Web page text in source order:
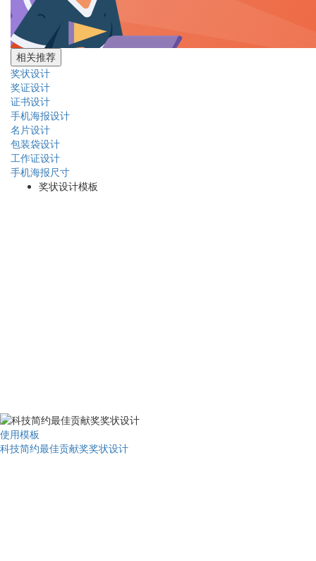
相关推荐
奖状设计
奖证设计
证书设计
手机海报设计
名片设计
包装袋设计
工作证设计
手机海报尺寸
奖状设计模板
使用模板
科技简约最佳贡献奖奖状设计